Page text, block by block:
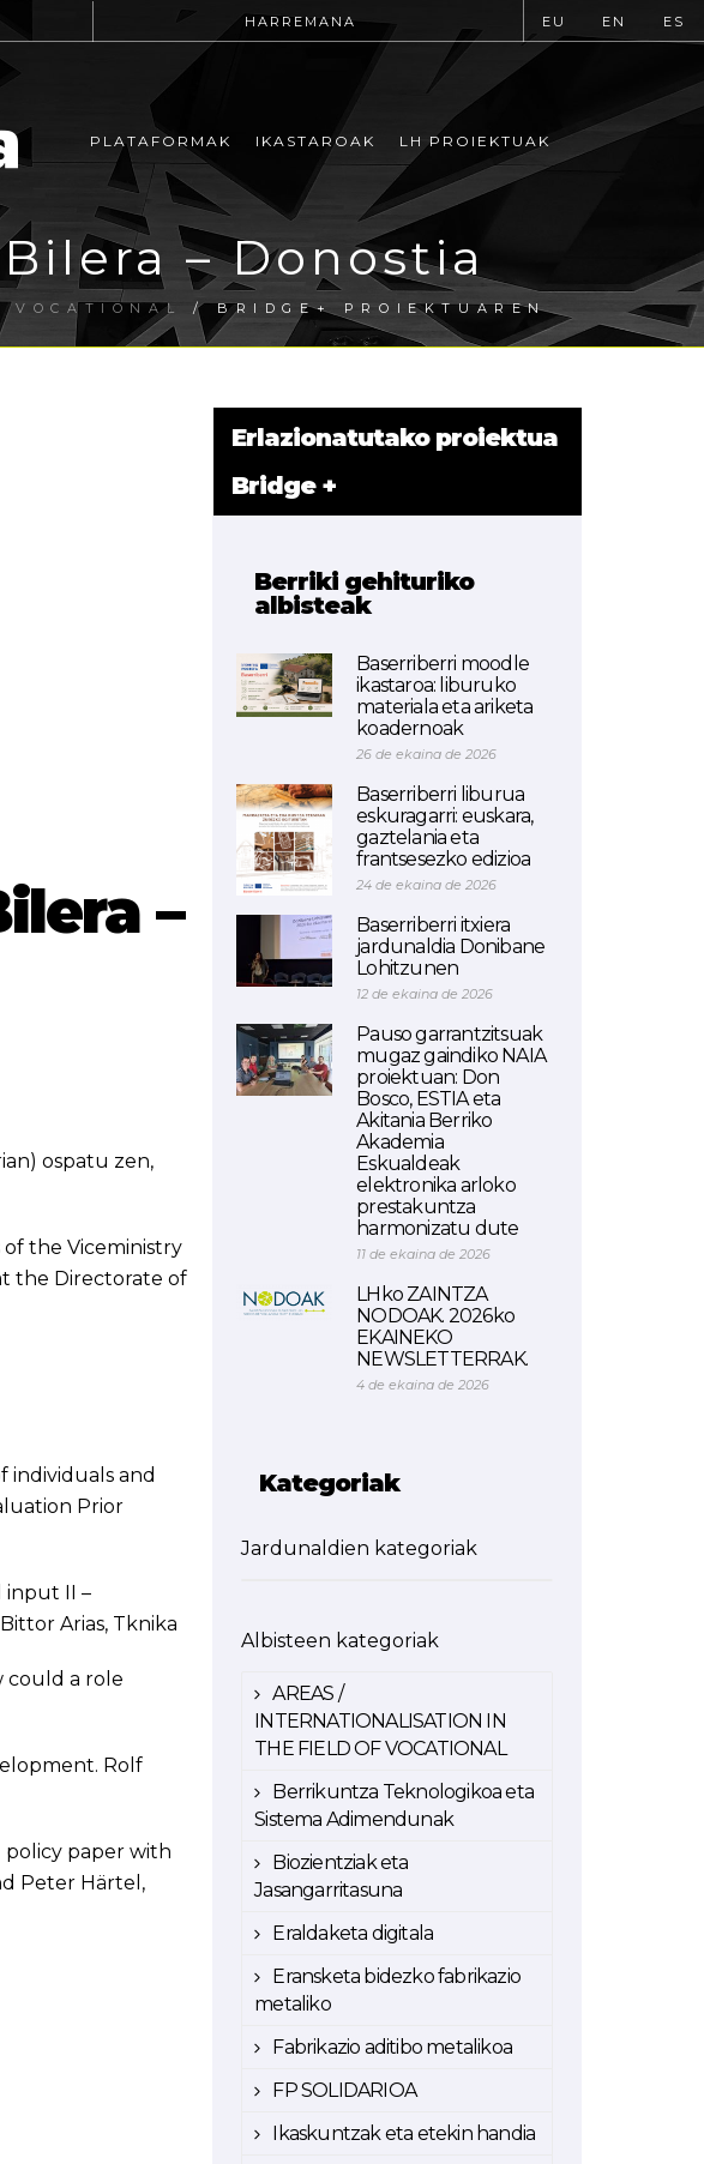
HARREMANA EU EN ES
PLATAFORMAK IKASTAROAK LH PROIEKTUAK
– Donostia
/ BRIDGE+ PROIEKTUAREN
–
ospatu zen,
the Viceministry
the Directorate of
individuals and
Prior
input II –
Arias, Tknika
could a role
Rolf
policy paper with
Peter Härtel,
Erlazionatutako proiektua
Bridge +
Berriki gehituriko
albisteak
Baserriberri moodle
ikastaroa: liburuko
materiala eta ariketa
koadernoak
26 de ekaina de 2026
Baserriberri liburua
eskuragarri: euskara,
gaztelania eta
frantsesezko edizioa
24 de ekaina de 2026
Baserriberri itxiera
jardunaldia Donibane
Lohitzunen
12 de ekaina de 2026
Pauso garrantzitsuak
mugaz gaindiko NAIA
proiektuan: Don
Bosco, ESTIA eta
Akitania Berriko
Akademia
Eskualdeak
elektronika arloko
prestakuntza
harmonizatu dute
11 de ekaina de 2026
LHko ZAINTZA
NODOAK. 2026ko
EKAINEKO
NEWSLETTERRAK.
4 de ekaina de 2026
Kategoriak
Jardunaldien kategoriak
Albisteen kategoriak
AREAS /
INTERNATIONALISATION IN
THE FIELD OF VOCATIONAL
Berrikuntza Teknologikoa eta
Sistema Adimendunak
Biozientziak eta
Jasangarritasuna
Eraldaketa digitala
Eransketa bidezko fabrikazio
metaliko
Fabrikazio aditibo metalikoa
FP SOLIDARIOA
Ikaskuntzak eta etekin handia